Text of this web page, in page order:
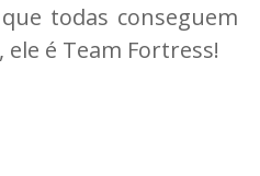
todas conseguem
é Team Fortress!